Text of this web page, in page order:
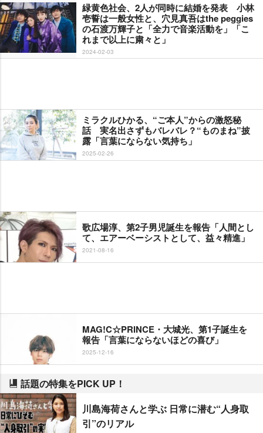
緑黄色社会、2人が同時に結婚を発表 小林
壱誓は一般女性と、穴見真吾はthe peggies
の石渡万輝子と「全力で音楽活動を」「こ
れまで以上に粛々と」
2024-02-03
ミラクルひかる、“ご本人”からの激怒秘
話 実名出さずもバレバレ？“ものまね”披
露「言葉にならない気持ち」
2025-02-26
歌広場淳、第2子男児誕生を報告「人間とし
て、エアーベーシストとして、益々精進」
2021-08-16
MAG!C☆PRINCE・大城光、第1子誕生を
報告「言葉にならないほどの喜び」
2025-12-16
話題の特集をPICK UP！
川島海荷さんと学ぶ 日常に潜む“人身取
引”のリアル